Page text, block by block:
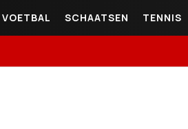
VOETBAL SCHAATSEN TENNIS